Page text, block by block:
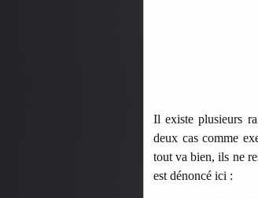
Il existe plusieurs
deux cas comme
tout va bien, ils ne
est dénoncé ici :